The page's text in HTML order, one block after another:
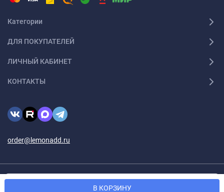
В КОРЗИНУ
Категории
ДЛЯ ПОКУПАТЕЛЕЙ
ЛИЧНЫЙ КАБИНЕТ
КОНТАКТЫ
order@lemonadd.ru